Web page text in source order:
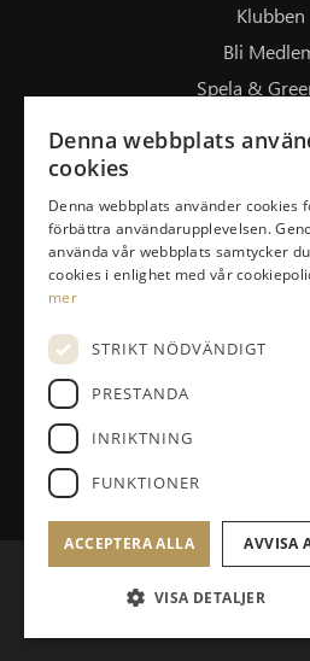
Klubben
Bli
Spela &
Masterplan/
Företag
Hemsidan
Denna webbplats
cookies
Denna webbplats använder cookies
förbättra användarupplevelsen.
använda vår webbplats samtycker
cookies i enlighet med vår
mer
STRIKT NÖDVÄNDIGT
PRESTANDA
INRIKTNING
FUNKTIONER
ACCEPTERA ALLA AVVISA
VISA DETALJER